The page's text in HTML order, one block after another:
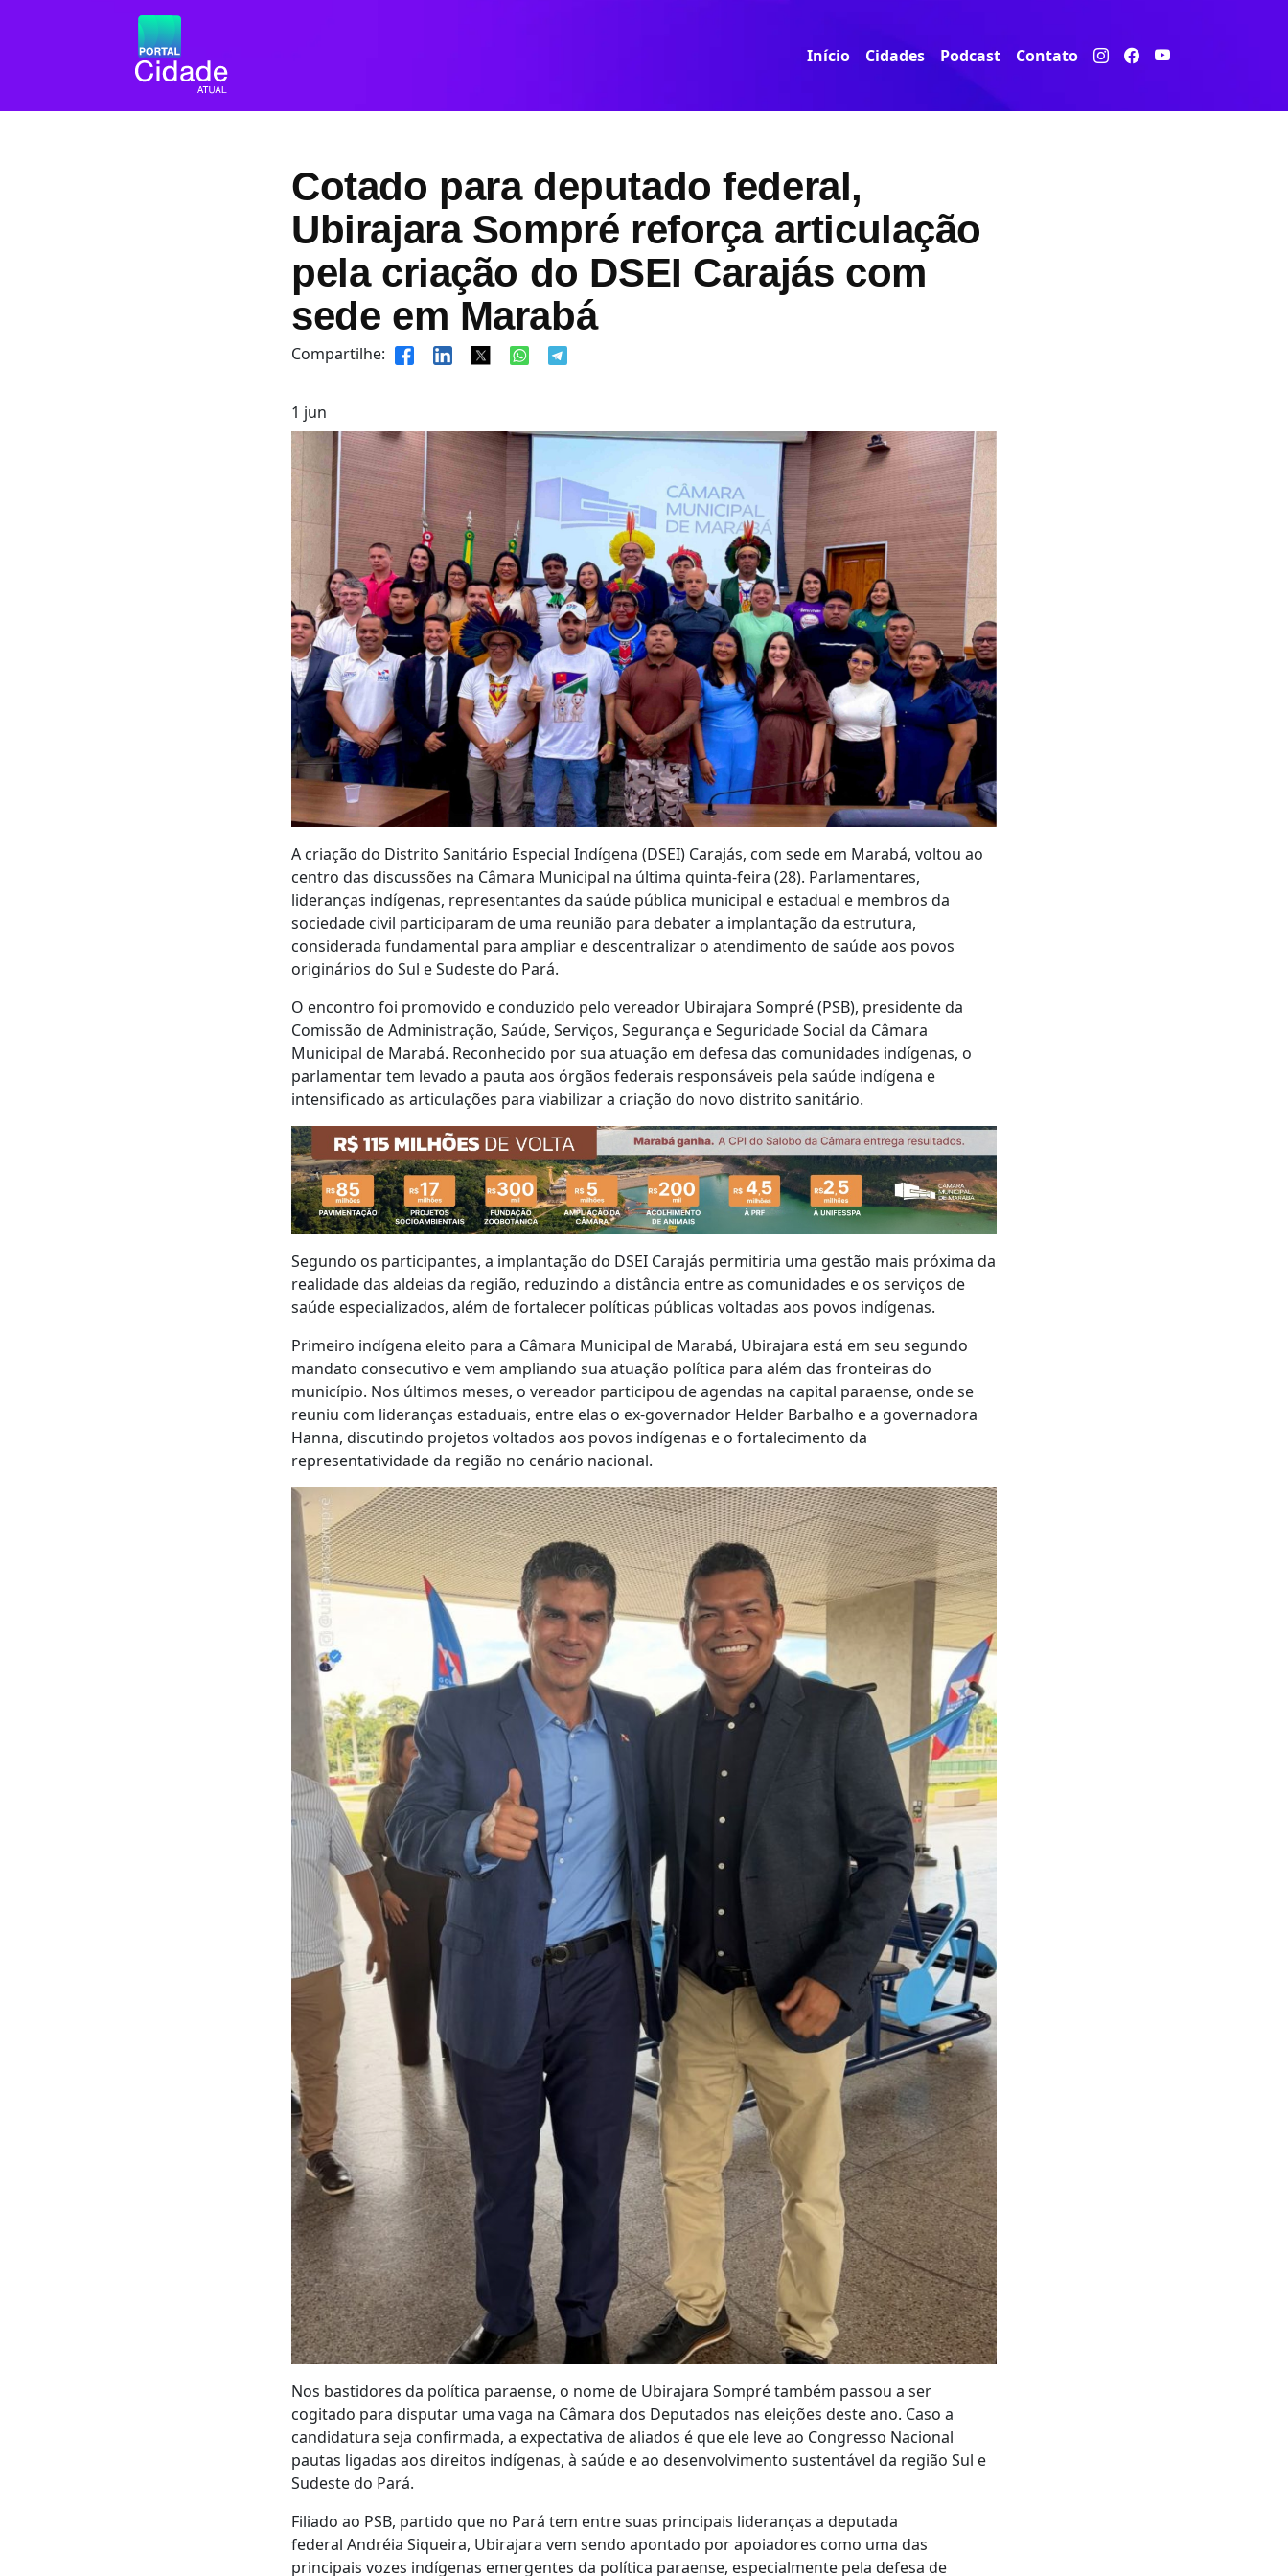
Início Cidades Podcast Contato
Cotado para deputado federal,
Ubirajara Sompré reforça articulação
pela criação do DSEI Carajás com
sede em Marabá
Compartilhe:
1 jun
A criação do Distrito Sanitário Especial Indígena (DSEI) Carajás, com sede em Marabá, voltou ao
centro das discussões na Câmara Municipal na última quinta-feira (28). Parlamentares,
lideranças indígenas, representantes da saúde pública municipal e estadual e membros da
sociedade civil participaram de uma reunião para debater a implantação da estrutura,
considerada fundamental para ampliar e descentralizar o atendimento de saúde aos povos
originários do Sul e Sudeste do Pará.
O encontro foi promovido e conduzido pelo vereador Ubirajara Sompré (PSB), presidente da
Comissão de Administração, Saúde, Serviços, Segurança e Seguridade Social da Câmara
Municipal de Marabá. Reconhecido por sua atuação em defesa das comunidades indígenas, o
parlamentar tem levado a pauta aos órgãos federais responsáveis pela saúde indígena e
intensificado as articulações para viabilizar a criação do novo distrito sanitário.
Segundo os participantes, a implantação do DSEI Carajás permitiria uma gestão mais próxima da
realidade das aldeias da região, reduzindo a distância entre as comunidades e os serviços de
saúde especializados, além de fortalecer políticas públicas voltadas aos povos indígenas.
Primeiro indígena eleito para a Câmara Municipal de Marabá, Ubirajara está em seu segundo
mandato consecutivo e vem ampliando sua atuação política para além das fronteiras do
município. Nos últimos meses, o vereador participou de agendas na capital paraense, onde se
reuniu com lideranças estaduais, entre elas o ex-governador Helder Barbalho e a governadora
Hanna, discutindo projetos voltados aos povos indígenas e o fortalecimento da
representatividade da região no cenário nacional.
Nos bastidores da política paraense, o nome de Ubirajara Sompré também passou a ser
cogitado para disputar uma vaga na Câmara dos Deputados nas eleições deste ano. Caso a
candidatura seja confirmada, a expectativa de aliados é que ele leve ao Congresso Nacional
pautas ligadas aos direitos indígenas, à saúde e ao desenvolvimento sustentável da região Sul e
Sudeste do Pará.
Filiado ao PSB, partido que no Pará tem entre suas principais lideranças a deputada
federal Andréia Siqueira, Ubirajara vem sendo apontado por apoiadores como uma das
principais vozes indígenas emergentes da política paraense, especialmente pela defesa de